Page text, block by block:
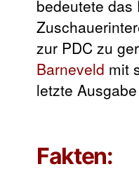
bedeutete das
zur PDC zu
Barneveld mit
letzte
Fakten: